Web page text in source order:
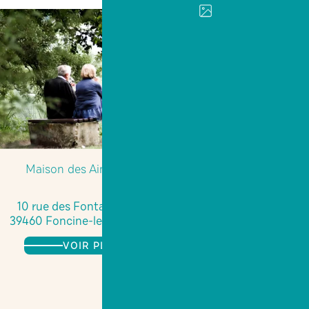
Maison des Ainés
10 rue des Fontaines
39460 Foncine-le-Haut
VOIR PLUS